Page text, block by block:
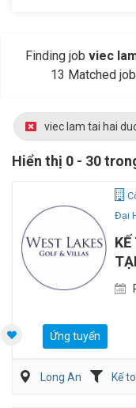
Finding job viec
13 Matched
viec lam tai hai
Hiển thị 0 - 30
Đại
Ứng tuyển
Long An Kế